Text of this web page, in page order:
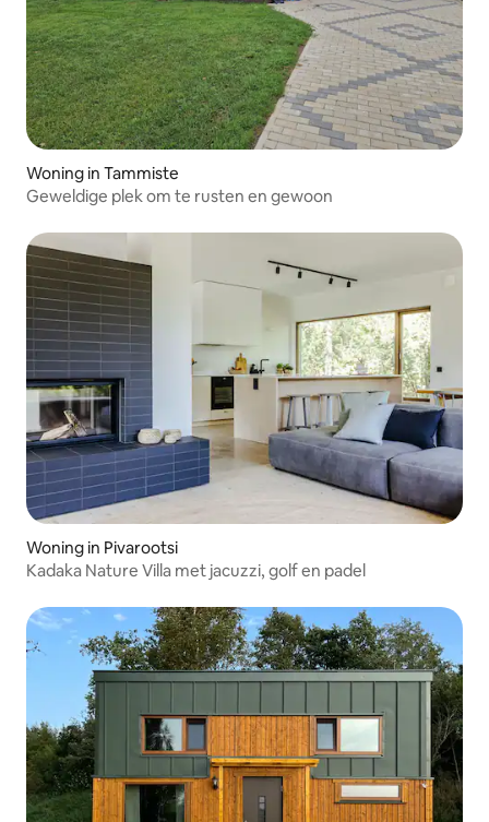
Woning in Tammiste
Geweldige plek om te rusten en gewoon
Woning in Pivarootsi
Kadaka Nature Villa met jacuzzi, golf en padel